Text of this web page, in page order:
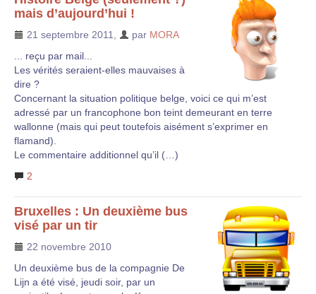
mais d’aujourd’hui !
21 septembre 2011 par MORA
... reçu par mail...
Les vérités seraient-elles mauvaises à
dire ?
Concernant la situation politique belge, voici ce qui m’est
adressé par un francophone bon teint demeurant en terre
wallonne (mais qui peut toutefois aisément s’exprimer en
flamand).
Le commentaire additionnel qu’il (…)
2
Bruxelles : Un deuxième bus
visé par un tir
22 novembre 2010
Un deuxième bus de la compagnie De
Lijn a été visé, jeudi soir, par un